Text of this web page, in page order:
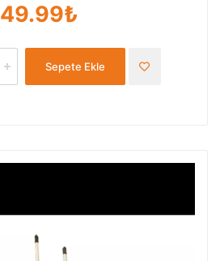
49.99₺
Sepete Ekle